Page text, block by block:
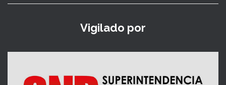
Vigilado por